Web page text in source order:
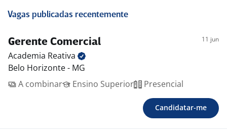
Vagas publicadas recentemente
Gerente Comercial 11 jun
Academia Reativa
Belo Horizonte - MG
A combinar
Ensino Superior Presencial
Candidatar-me